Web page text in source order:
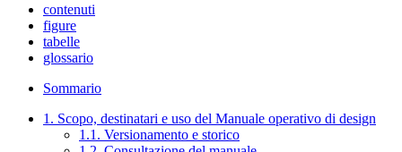
contenuti
figure
tabelle
glossario
Sommario
1. Scopo, destinatari e uso del Manuale operativo di design
1.1. Versionamento e storico